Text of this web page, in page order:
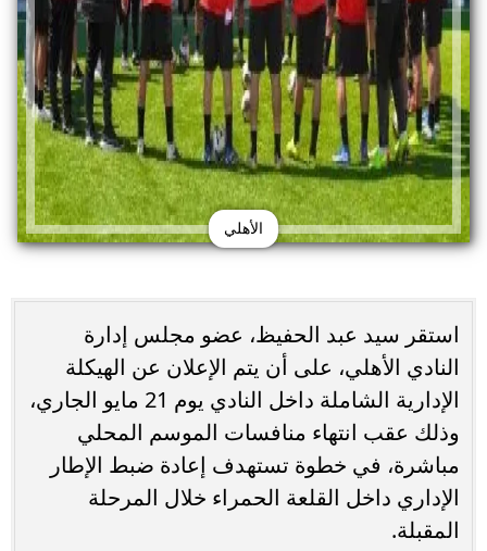
الأهلي
استقر سيد عبد الحفيظ، عضو مجلس إدارة
النادي الأهلي، على أن يتم الإعلان عن الهيكلة
الإدارية الشاملة داخل النادي يوم 21 مايو الجاري،
وذلك عقب انتهاء منافسات الموسم المحلي
مباشرة، في خطوة تستهدف إعادة ضبط الإطار
الإداري داخل القلعة الحمراء خلال المرحلة
المقبلة.